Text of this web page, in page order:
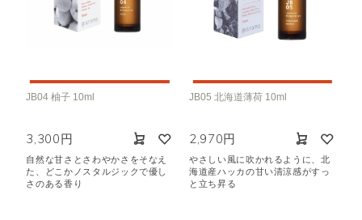
JB04 柚子 10ml
3,300円
自然な甘さとさわやかさをそなえ
た、どこかノスタルジックで優し
さのある香り
JB05 北海道薄荷 10ml
2,970円
やさしい風に吹かれるように、北
海道産ハッカの甘い清涼感がすっ
と立ち昇る